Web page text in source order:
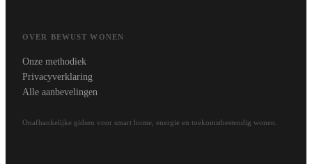
OVER BEWUST WONEN
Onze methodiek
Privacyverklaring
Alle aanbevelingen
Onafhankelijke gidsen voor smart home, energie en toekomstbestendig wonen.